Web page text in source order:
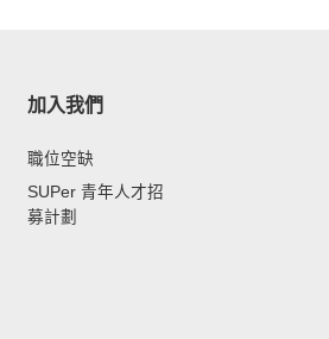
加入我們
職位空缺
SUPer 青年人才招
募計劃